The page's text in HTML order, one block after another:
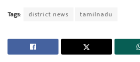
Tags: district news tamilnadu